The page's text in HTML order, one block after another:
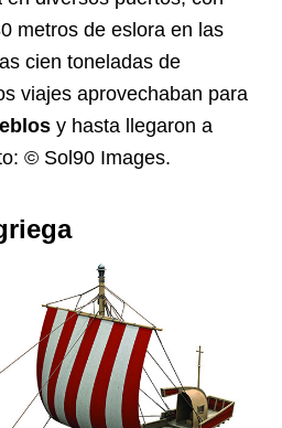
metros de eslora en las
cien toneladas de
viajes aprovechaban para
y hasta llegaron a
© Sol90 Images.